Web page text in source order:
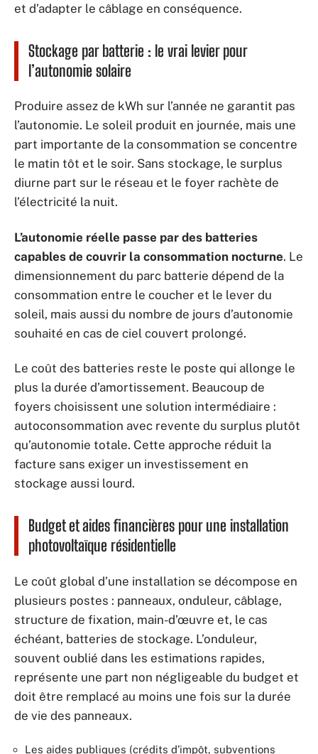
et d’adapter le câblage en conséquence.
Stockage par batterie : le vrai levier pour
l’autonomie solaire
Produire assez de kWh sur l’année ne garantit pas
l’autonomie. Le soleil produit en journée, mais une
part importante de la consommation se concentre
le matin tôt et le soir. Sans stockage, le surplus
diurne part sur le réseau et le foyer rachète de
l’électricité la nuit.
L’autonomie réelle passe par des batteries
capables de couvrir la consommation nocturne. Le
dimensionnement du parc batterie dépend de la
consommation entre le coucher et le lever du
soleil, mais aussi du nombre de jours d’autonomie
souhaité en cas de ciel couvert prolongé.
Le coût des batteries reste le poste qui allonge le
plus la durée d’amortissement. Beaucoup de
foyers choisissent une solution intermédiaire :
autoconsommation avec revente du surplus plutôt
qu’autonomie totale. Cette approche réduit la
facture sans exiger un investissement en
stockage aussi lourd.
Budget et aides financières pour une installation
photovoltaïque résidentielle
Le coût global d’une installation se décompose en
plusieurs postes : panneaux, onduleur, câblage,
structure de fixation, main-d’œuvre et, le cas
échéant, batteries de stockage. L’onduleur,
souvent oublié dans les estimations rapides,
représente une part non négligeable du budget et
doit être remplacé au moins une fois sur la durée
de vie des panneaux.
Les aides publiques (crédits d’impôt, subventions